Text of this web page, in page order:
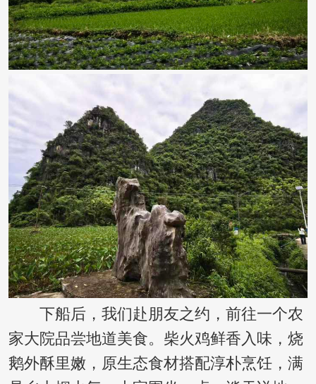
下船后，我们赴朋友之约，前往一个农
家大院品尝地道美食。柴火鸡鲜香入味，烧
鹅外酥里嫩，原生态食材搭配淳朴烹饪，满